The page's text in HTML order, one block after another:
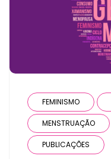
FEMINISMO
MENSTRUAÇÃO
PUBLICAÇÕES